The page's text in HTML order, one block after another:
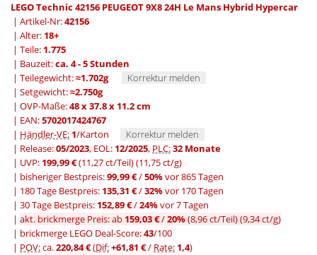
LEGO Technic 42156 PEUGEOT 9X8 24H Le Mans Hybrid Hypercar
| Artikel-Nr:42156
| Alter: 18+
| Teile: 1.775
| Bauzeit:ca. 4 - 5 Stunden
| Teilegewicht:≈1.702g
Korrektur melden
| Setgewicht:≈2.750g
| OVP-Maße:48 x 37.8 x 11.2 cm
| EAN:5702017424767
| Händler-VE: 1/Karton
Korrektur melden
| Release:05/2023, EOL: 12/2025, PLC:32 Monate
| UVP: 199,99 €(11,27 ct/Teil)(11,75 ct/g)
| bisheriger Bestpreis:99,99 €/50%vor 865 Tagen
| 180 Tage Bestpreis: 135,31 €/32%vor 170 Tagen
| 30 Tage Bestpreis: 152,89 €/24%vor 7 Tagen
| akt. brickmerge Preis: ab 159,03 €/20%(8,96 ct/Teil)(9,34 ct/g)
| brickmerge LEGO Deal-Score:43/100
| POV:ca.220,84 €(Dif:+61,81 €/ Rate: 1,4)